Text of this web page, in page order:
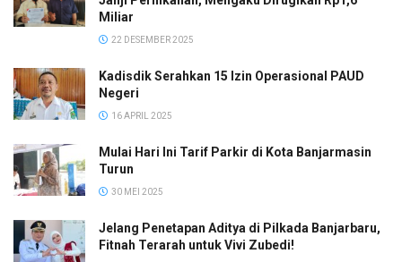
Miliar
22 DESEMBER 2025
Kadisdik Serahkan 15 Izin Operasional PAUD
Negeri
16 APRIL 2025
Mulai Hari Ini Tarif Parkir di Kota Banjarmasin
Turun
30 MEI 2025
Jelang Penetapan Aditya di Pilkada Banjarbaru,
Fitnah Terarah untuk Vivi Zubedi!